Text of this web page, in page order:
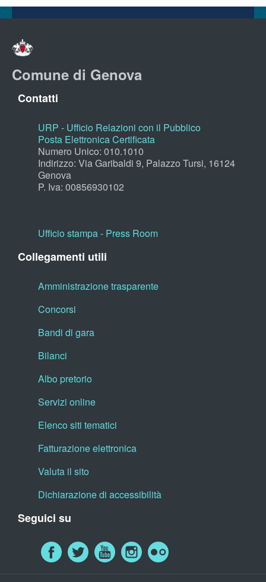
Comune di Genova
Contatti
URP - Ufficio Relazioni con il Pubblico
Posta Elettronica Certificata
Numero Unico: 010.1010
Indirizzo: Via Garibaldi 9, Palazzo Tursi, 16124
Genova
P. Iva: 00856930102
Ufficio stampa - Press Room
Collegamenti utili
Amministrazione trasparente
Concorsi
Bandi di gara
Bilanci
Albo pretorio
Servizi online
Elenco siti tematici
Fatturazione elettronica
Valuta il sito
Dichiarazione di accessibilità
Seguici su